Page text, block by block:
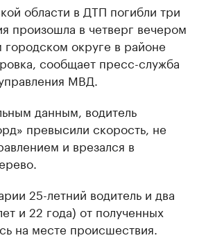
области в ДТП погибли три
произошла в четверг вечером
округе в районе
сообщает пресс-служба
МВД.
данным, водитель
превысили скорость, не
и врезался в
25-летний водитель и два
и 22 года) от полученных
на месте происшествия.